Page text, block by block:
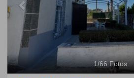
1/66Fotos